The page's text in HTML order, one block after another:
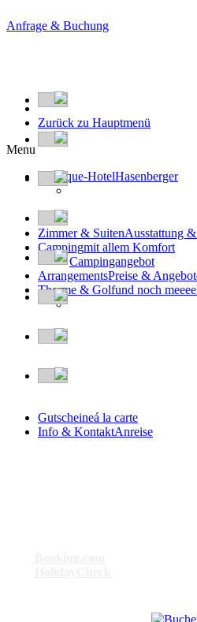
Anfrage & Buchung
Zurück zu Hauptmenü
Menu
Boutique-HotelHasenberger
Zimmer & SuitenAusstattung
Campingmit allem Komfort
Campingangebot
ArrangementsPreise &
Therme & Golfund noch
Gutscheineá la carte
Info & KontaktAnreise